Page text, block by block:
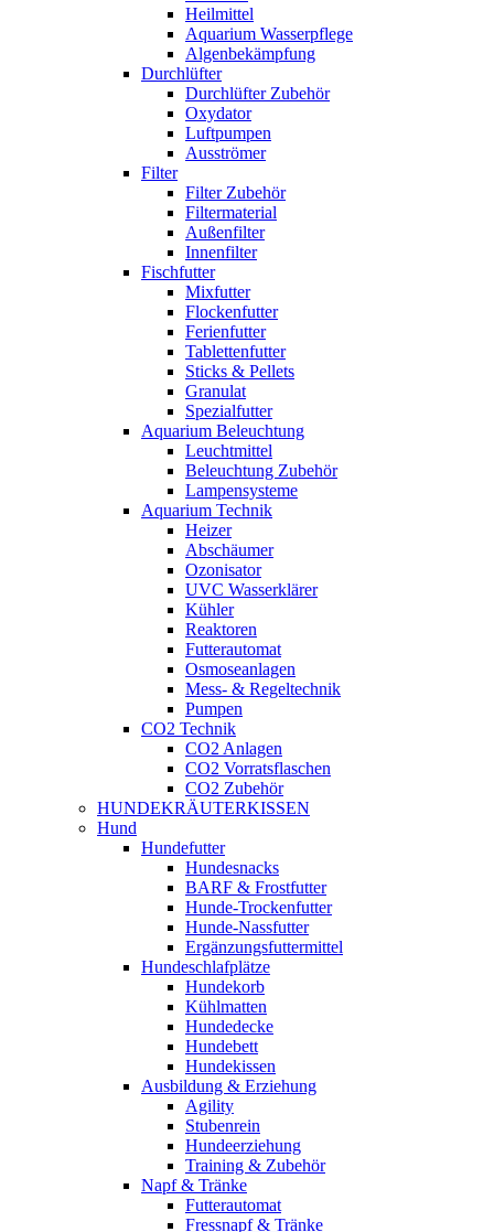
Heilmittel
Aquarium Wasserpflege
Algenbekämpfung
Durchlüfter
Durchlüfter Zubehör
Oxydator
Luftpumpen
Ausströmer
Filter
Filter Zubehör
Filtermaterial
Außenfilter
Innenfilter
Fischfutter
Mixfutter
Flockenfutter
Ferienfutter
Tablettenfutter
Sticks & Pellets
Granulat
Spezialfutter
Aquarium Beleuchtung
Leuchtmittel
Beleuchtung Zubehör
Lampensysteme
Aquarium Technik
Heizer
Abschäumer
Ozonisator
UVC Wasserklärer
Kühler
Reaktoren
Futterautomat
Osmoseanlagen
Mess- & Regeltechnik
Pumpen
CO2 Technik
CO2 Anlagen
CO2 Vorratsflaschen
CO2 Zubehör
HUNDEKRÄUTERKISSEN
Hund
Hundefutter
Hundesnacks
BARF & Frostfutter
Hunde-Trockenfutter
Hunde-Nassfutter
Ergänzungsfuttermittel
Hundeschlafplätze
Hundekorb
Kühlmatten
Hundedecke
Hundebett
Hundekissen
Ausbildung & Erziehung
Agility
Stubenrein
Hundeerziehung
Training & Zubehör
Napf & Tränke
Futterautomat
Fressnapf & Tränke